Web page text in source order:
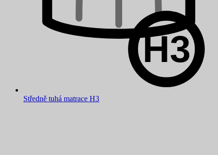
Středně tuhá matrace H3